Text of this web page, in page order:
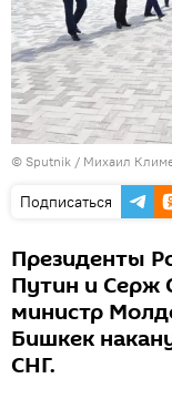
© Sputnik / Михаил
Подписаться
Президенты
Путин и Серж
министр
Бишкек
СНГ.